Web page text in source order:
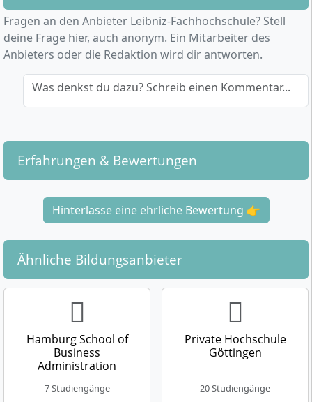
Fragen an den Anbieter Leibniz-Fachhochschule? Stell
deine Frage hier, auch anonym. Ein Mitarbeiter des
Anbieters oder die Redaktion wird dir antworten.
Was denkst du dazu? Schreib einen Kommentar...
Erfahrungen & Bewertungen
Hinterlasse eine ehrliche Bewertung 👉
Ähnliche Bildungsanbieter
Hamburg School of
Business
Administration
7 Studiengänge
Private Hochschule
Göttingen
20 Studiengänge